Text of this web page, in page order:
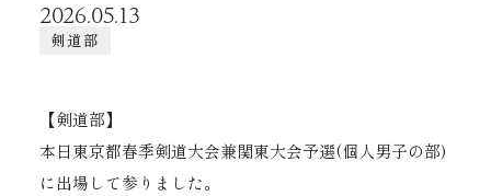
2026.05.13
剣道部
【剣道部】
本日東京都春季剣道大会兼関東大会予選(個人男子の部)
に出場して参りました。